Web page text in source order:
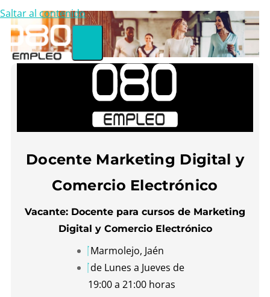
Saltar al contenido
Docente Marketing Digital y
Comercio Electrónico
Vacante: Docente para cursos de Marketing
Digital y Comercio Electrónico
Marmolejo, Jaén
de Lunes a Jueves de
19:00 a 21:00 horas